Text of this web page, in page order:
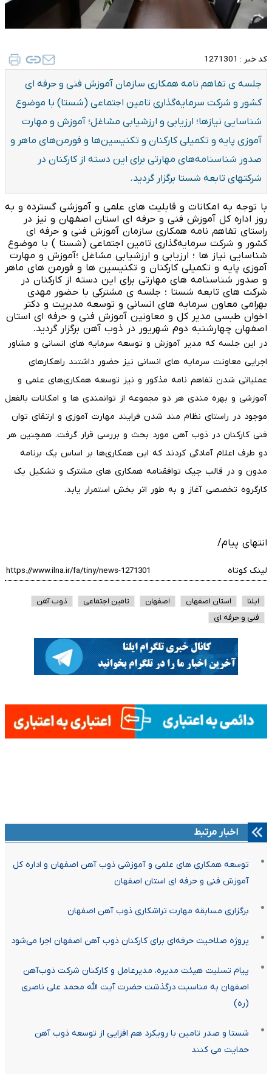
کد خبر : 1271301
جلسه ی تفاهم نامه همکاری سازمان آموزش فنی و حرفه ای
کشور و شرکت سرمایه‌گذاری تامین اجتماعی (شستا) با موضوع
شناسایی نیازها؛ ارزیابی و ارزشیابی مشاغل؛ آموزش و مهارت
آموزی پایه و تکمیلی کارکنان و تکنیسین‌ها و فورمن‌های ماهر و
صدور شناسنامه‌های مهارتی برای این دسته از کارکنان در
شرکتهای تابعه شستا برگزار گردید.
با توجه به امکانات و قابلیت های علمی و آموزشی گسترده و به
روز اداره کل آموزش فنی و حرفه ای استان اصفهان و نیز در
راستای تفاهم نامه همکاری سازمان آموزش فنی و حرفه ای
کشور و شرکت سرمایه‌گذاری تامین اجتماعی (شستا ) با موضوع
شناسایی نیاز ها ؛ ارزیابی و ارزشیابی مشاغل ؛آموزش و مهارت
آموزی پایه و تکمیلی کارکنان و تکنیسین ها و فورمن های ماهر
و صدور شناسنامه های مهارتی برای این دسته از کارکنان در
شرکت های تابعه شستا ؛ جلسه ی مشترکی با حضور مهدی
بهرامی معاون سرمایه های انسانی و توسعه مدیریت و دکتر
اخوان طبسی مدیر کل و معاونین آموزش فنی و حرفه ای استان
اصفهان چهارشنبه دوم شهریور در ذوب آهن برگزار گردید.
در این جلسه که مدیر آموزش و توسعه سرمایه های انسانی و مشاور
اجرایی معاونت سرمایه های انسانی نیز حضور داشتند راهکارهای
عملیاتی شدن تفاهم نامه مذکور و نیز توسعه همکاری‌های علمی و
آموزشی و بهره مندی هر دو مجموعه از توانمندی ها و امکانات بالفعل
موجود در راستای نظام مند شدن فرایند مهارت آموزی و ارتقای توان
فنی کارکنان در ذوب آهن مورد بحث و بررسی قرار گرفت. همچنین هر
دو طرف اعلام آمادگی کردند که این همکاری‌ها بر اساس یک برنامه
مدون و در قالب چیک توافقنامه همکاری های مشترک و تشکیل یک
کارگروه تخصصی آغاز و به طور اثر بخش استمرار یابد.
انتهای پیام/
لینک کوتاه
ایلنا استان اصفهان اصفهان تامین اجتماعی
ذوب آهن
فنی و حرفه ای
اخبار مرتبط
توسعه همکاری های علمی و آموزشی ذوب آهن اصفهان و اداره کل
آموزش فنی و حرفه ای استان اصفهان
برگزاری مسابقه مهارت تراشکاری ذوب آهن اصفهان
پروژه صلاحیت حرفه‌ای برای کارکنان ذوب آهن اصفهان اجرا می‌شود
پیام تسلیت هیئت مدیره، مدیرعامل و کارکنان شرکت ذوب‌آهن
اصفهان به مناسبت درگذشت حضرت آیت الله محمد علی ناصری
(ره)
شستا و صدر تامین با رویکرد هم افزایی از توسعه ذوب آهن
حمایت می کنند